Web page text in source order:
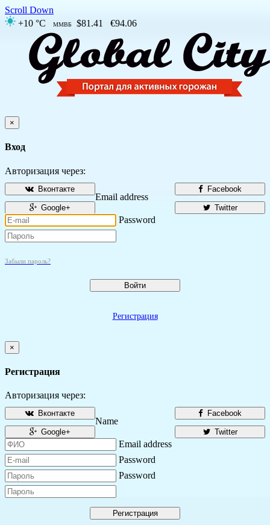
Scroll Down
+10 °C
ММВБ $81.41 €94.06
×
Вход
Авторизация через:
Facebook
Вконтакте
Twitter
Google+
Email address
Password
Забыли пароль?
Войти
Регистрация
×
Регистрация
Авторизация через:
Facebook
Вконтакте
Twitter
Google+
Name
Email address
Password
Password
Регистрация